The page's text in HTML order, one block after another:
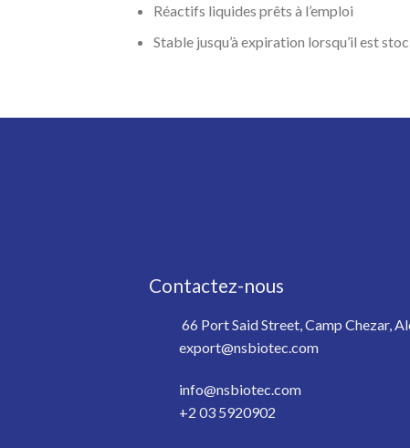
Réactifs liquides prêts à l’emploi
Stable jusqu’à expiration lorsqu’il est
Contactez-nous
66 Port Said Street, Camp Chezar,
export@nsbiotec.com
info@nsbiotec.com
+2 03 5920902